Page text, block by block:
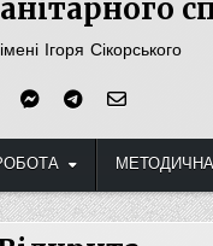
Ігоря Сікорського